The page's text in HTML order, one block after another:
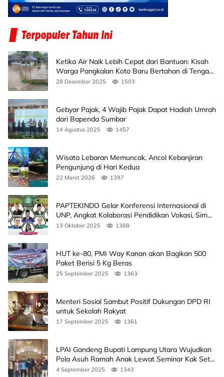
Ketika Air Naik Lebih Cepat dari Bantuan: Kisah
Warga Pangkalan Koto Baru Bertahan di Tengah
Banjir
28 Desember 2025 1503
Gebyar Pajak, 4 Wajib Pajak Dapat Hadiah Umrah
dari Bapenda Sumbar
14 Agustus 2025 1457
Wisata Lebaran Memuncak, Ancol Kebanjiran
Pengunjung di Hari Kedua
22 Maret 2026 1397
PAPTEKINDO Gelar Konferensi Internasional di
UNP, Angkat Kolaborasi Pendidikan Vokasi, Simak
Agendanya
13 Oktober 2025 1388
HUT ke-80, PMI Way Kanan akan Bagikan 500
Paket Berisi 5 Kg Beras
25 September 2025 1363
Menteri Sosial Sambut Positif Dukungan DPD RI
untuk Sekolah Rakyat
17 September 2025 1361
LPAI Gandeng Bupati Lampung Utara Wujudkan
Pola Asuh Ramah Anak Lewat Seminar Kak Seto,
Ini Jadwalnya
4 September 2025 1343